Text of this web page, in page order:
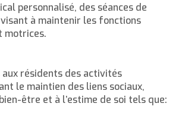
personnalisé, des séances de
à maintenir les fonctions
motrices.
aux résidents des activités
le maintien des liens sociaux,
être et à l’estime de soi tels que: